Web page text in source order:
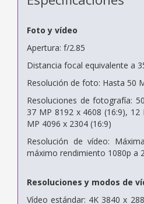
Foto y vídeo
Apertura: f/2.85
Distancia focal equivalente a
Resolución de foto: Hasta 50
Resoluciones de fotografía:
37 MP 8192 x 4608 (16:9),
MP 4096 x 2304 (16:9)
Resolución de vídeo:
máximo rendimiento 1080p a
Resoluciones y modos de
Vídeo estándar: 4K 3840 x